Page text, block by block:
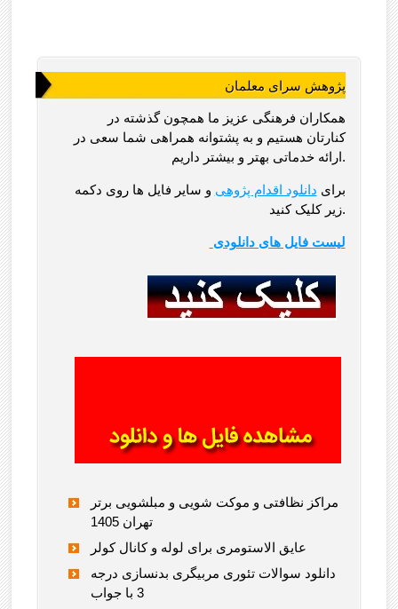
پژوهش سرای معلمان
همکاران فرهنگی عزیز ما همچون گذشته در
کنارتان هستیم و به پشتوانه همراهی شما سعی در
ارائه خدماتی بهتر و بیشتر داریم.
برای دانلود اقدام پژوهی و سایر فایل ها روی دکمه
زیر کلیک کنید.
لیست فایل های دانلودی
مراکز نظافتی و موکت شویی و مبلشویی برتر
تهران 1405
عایق الاستومری برای لوله و کانال کولر
دانلود سوالات تئوری مربیگری بدنسازی درجه
3 با جواب